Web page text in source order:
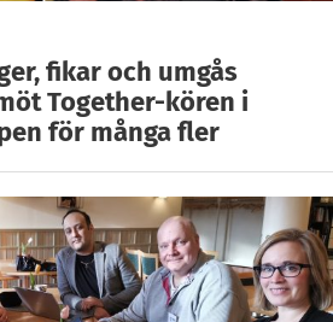
fikar och umgås
Together-kören i
för många fler